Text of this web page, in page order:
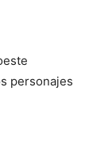
personajes